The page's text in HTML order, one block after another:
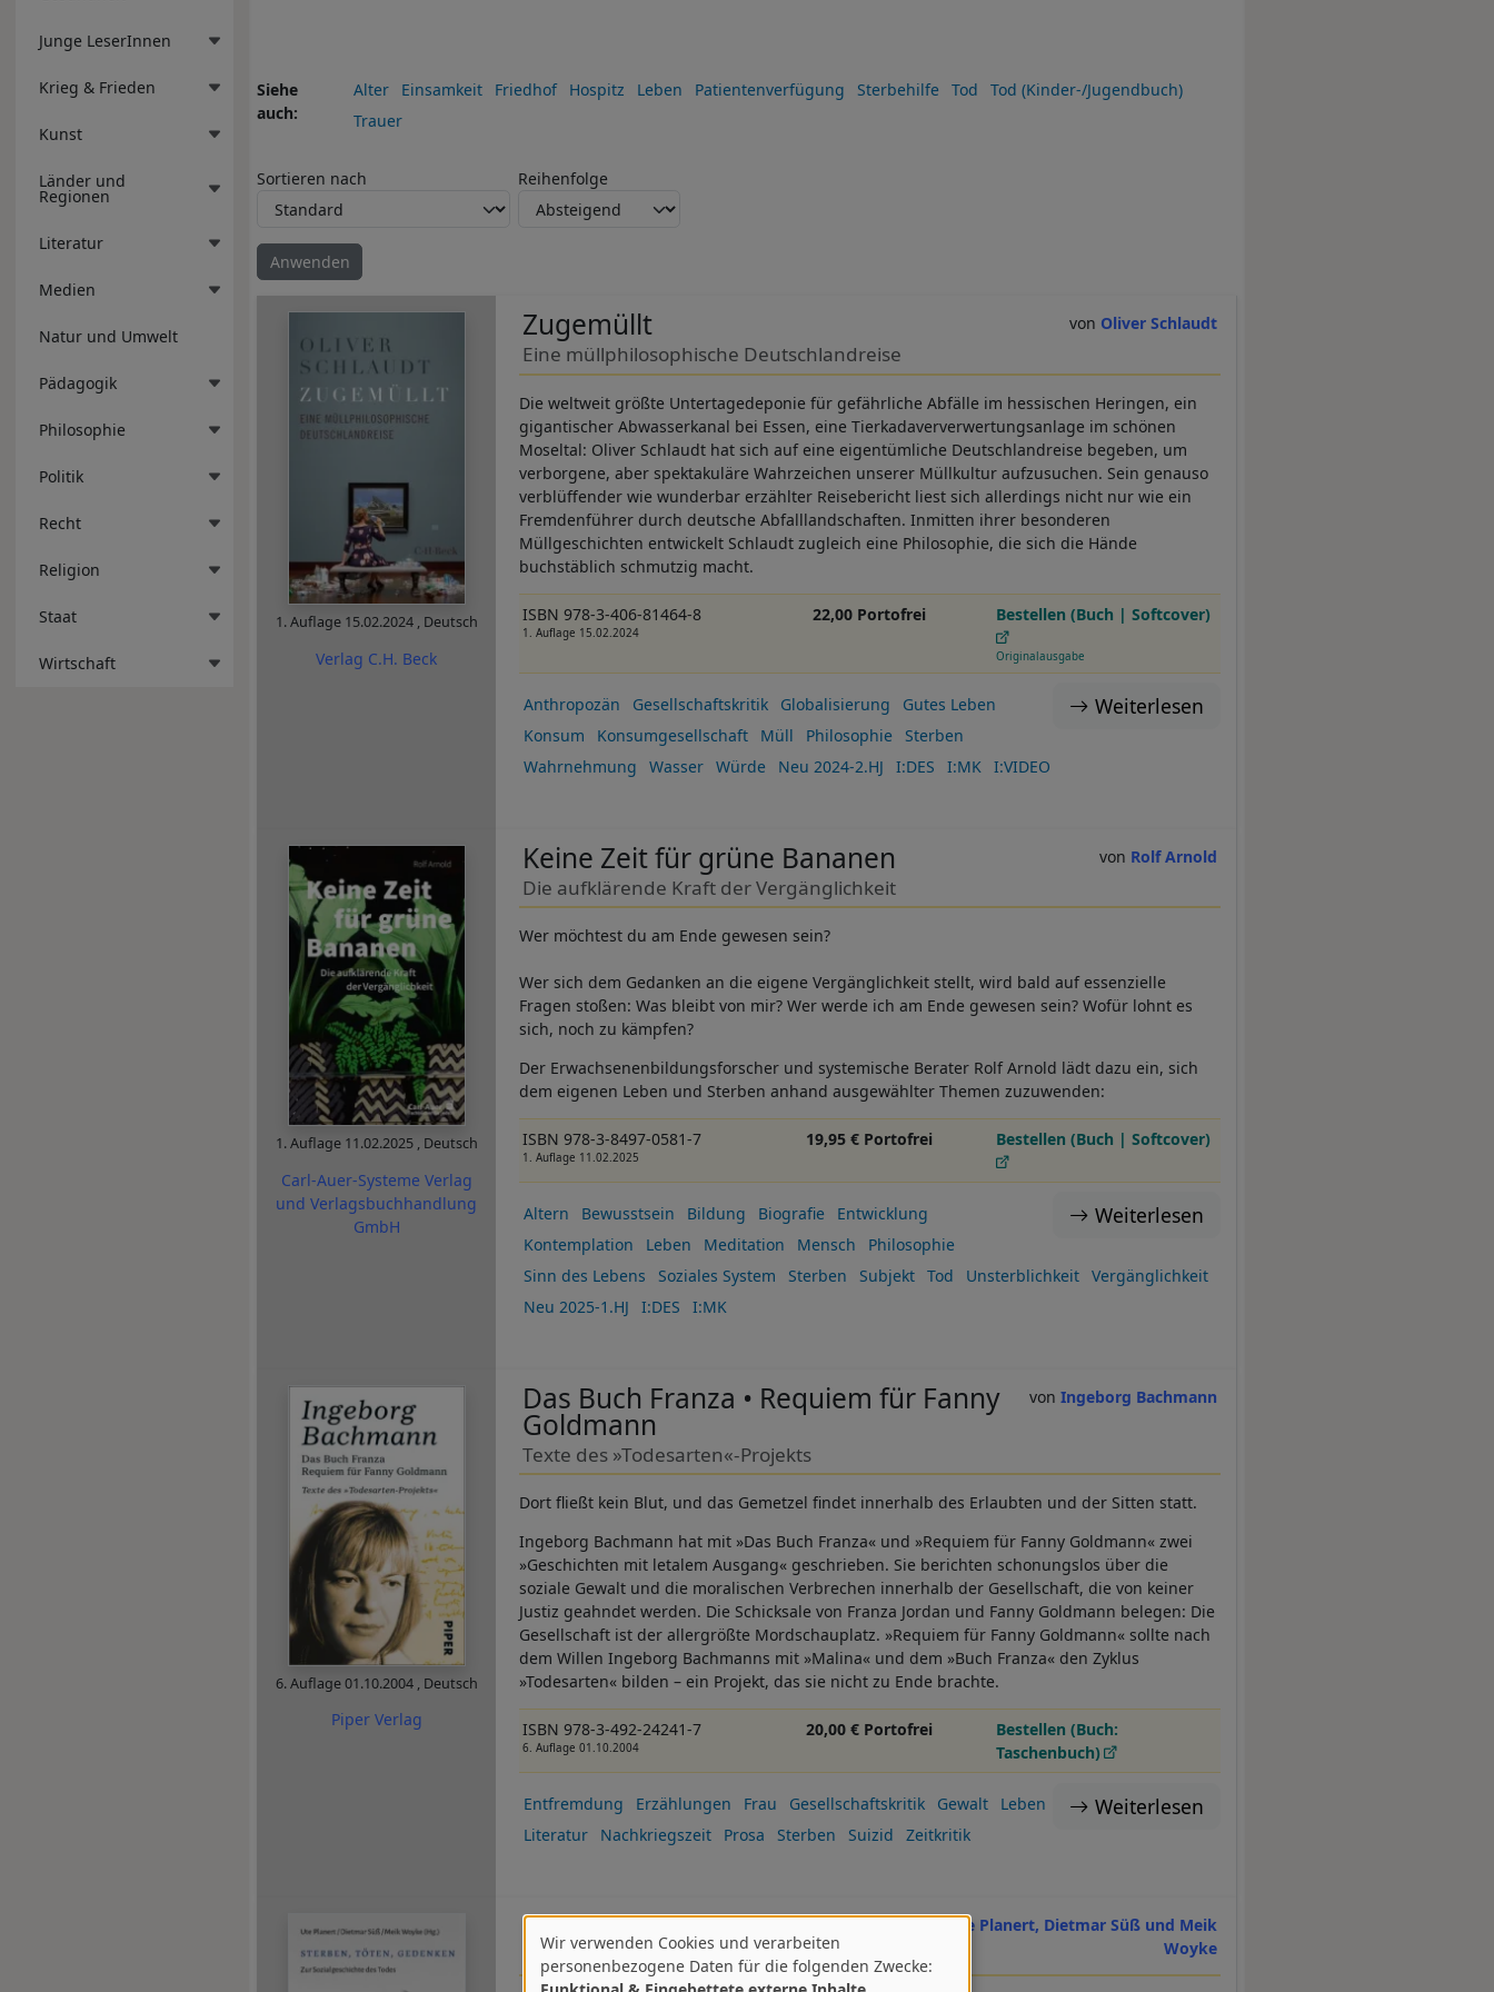
Junge LeserInnen
Krieg & Frieden
Kunst
Länder und
Regionen
Literatur
Medien
Natur und Umwelt
Pädagogik
Philosophie
Politik
Recht
Religion
Staat
Wirtschaft
Siehe
auch
Alter Einsamkeit Friedhof Hospitz Leben Patientenverfügung Sterbehilfe Tod
Tod (Kinder-/Jugendbuch)
Trauer
Sortieren nach Reihenfolge
1. Auflage 15.02.2024 , Deutsch
Verlag C.H. Beck
Oliver Schlaudt
Zugemüllt
Eine müllphilosophische Deutschlandreise
Die weltweit größte Untertagedeponie für gefährliche Abfälle im hessischen Heringen, ein
gigantischer Abwasserkanal bei Essen, eine Tierkadaververwertungsanlage im schönen
Moseltal: Oliver Schlaudt hat sich auf eine eigentümliche Deutschlandreise begeben, um
verborgene, aber spektakuläre Wahrzeichen unserer Müllkultur aufzusuchen. Sein genauso
verblüffender wie wunderbar erzählter Reisebericht liest sich allerdings nicht nur wie ein
Fremdenführer durch deutsche Abfalllandschaften. Inmitten ihrer besonderen
Müllgeschichten entwickelt Schlaudt zugleich eine Philosophie, die sich die Hände
buchstäblich schmutzig macht.
ISBN 978-3-406-81464-8
1. Auflage 15.02.2024
22,00 Portofrei Bestellen (Buch | Softcover)
Originalausgabe
Weiterlesen
Anthropozän Gesellschaftskritik Globalisierung
Gutes Leben
Konsum
Konsumgesellschaft Müll Philosophie
Sterben
Wahrnehmung
Wasser Würde Neu 2024-2.HJ I:DES I:MK I:VIDEO
1. Auflage 11.02.2025 , Deutsch
Carl-Auer-Systeme Verlag
und Verlagsbuchhandlung
GmbH
Rolf Arnold
Keine Zeit für grüne Bananen
Die aufklärende Kraft der Vergänglichkeit
Wer möchtest du am Ende gewesen sein?
Wer sich dem Gedanken an die eigene Vergänglichkeit stellt, wird bald auf essenzielle
Fragen stoßen: Was bleibt von mir? Wer werde ich am Ende gewesen sein? Wofür lohnt es
sich, noch zu kämpfen?
Der Erwachsenenbildungsforscher und systemische Berater Rolf Arnold lädt dazu ein, sich
dem eigenen Leben und Sterben anhand ausgewählter Themen zuzuwenden:
ISBN 978-3-8497-0581-7
1. Auflage 11.02.2025
19,95 € Portofrei Bestellen (Buch | Softcover)
Weiterlesen
Altern Bewusstsein Bildung Biografie
Entwicklung
Kontemplation
Leben Meditation Mensch
Philosophie
Sinn des Lebens
Soziales System Sterben Subjekt Tod Unsterblichkeit
Vergänglichkeit
Neu 2025-1.HJ
I:DES I:MK
6. Auflage01.10.2004 , Deutsch
Piper Verlag
Ingeborg Bachmann
Das Buch Franza • Requiem für Fanny
Goldmann
Texte des »Todesarten«-Projekts
Dort fließt kein Blut, und das Gemetzel findet innerhalb des Erlaubten und der Sitten statt.
Ingeborg Bachmann hat mit »Das Buch Franza« und »Requiem für Fanny Goldmann« zwei
»Geschichten mit letalem Ausgang« geschrieben. Sie berichten schonungslos über die
soziale Gewalt und die moralischen Verbrechen innerhalb der Gesellschaft, die von keiner
Justiz geahndet werden. Die Schicksale von Franza Jordan und Fanny Goldmann belegen: Die
Gesellschaft ist der allergrößte Mordschauplatz. »Requiem für Fanny Goldmann« sollte nach
dem Willen Ingeborg Bachmanns mit »Malina« und dem »Buch Franza« den Zyklus
»Todesarten« bilden – ein Projekt, das sie nicht zu Ende brachte.
ISBN 978-3-492-24241-7
6. Auflage 01.10.2004
20,00 € Portofrei
Bestellen (Buch:
Taschenbuch)
Weiterlesen
Entfremdung Erzählungen Frau Gesellschaftskritik Gewalt
Leben
Literatur
Nachkriegszeit Prosa Sterben Suizid Zeitkritik
Hrsg. Ute Planert, Dietmar Süß und Meik
Woyke
sterben, töten, gedenken
Zur Sozialgeschichte des Todes
Verwendung
Wir verwenden Cookies und verarbeiten
personenbezogene Daten für die folgenden Zwecke: